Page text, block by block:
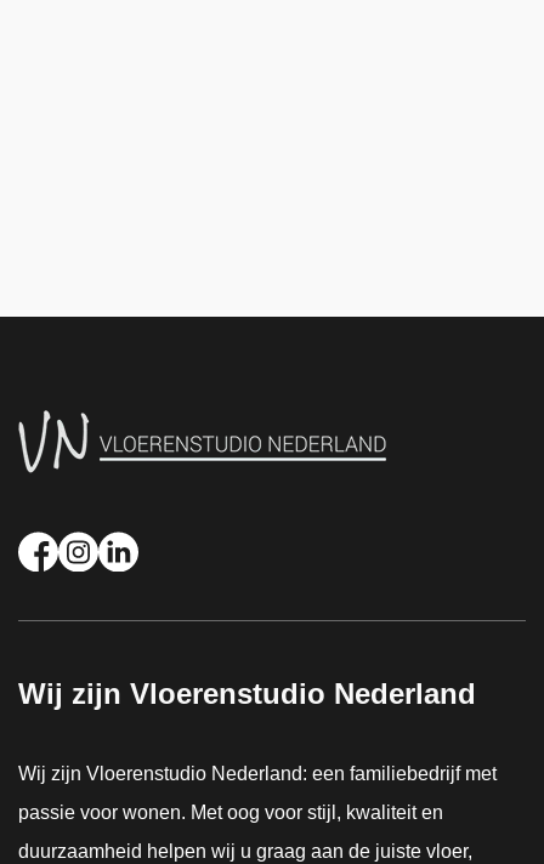
Wij zijn Vloerenstudio Nederland
Wij zijn Vloerenstudio Nederland: een familiebedrijf met
passie voor wonen. Met oog voor stijl, kwaliteit en
duurzaamheid helpen wij u graag aan de juiste vloer,